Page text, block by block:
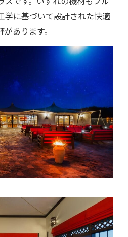
学に基づいて設計された快適
あります。